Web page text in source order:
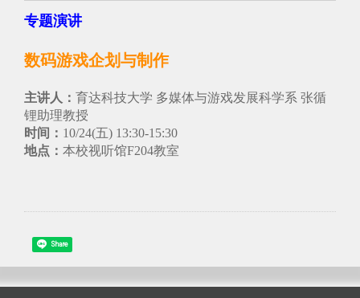
专题演讲
数码游戏企划与制作
主讲人： 育达科技大学 多媒体与游戏发展科学系 张循
锂助理教授
时间： 10/24(五) 13:30-15:30
地点： 本校视听馆F204教室
Share